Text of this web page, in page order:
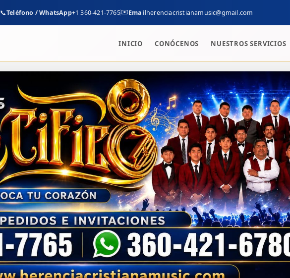
📞Teléfono / WhatsApp+1 360-421-7765✉️Emailherenciacristianamusic@gmail.com
INICIO CONÓCENOS NUESTROS SERVICIOS